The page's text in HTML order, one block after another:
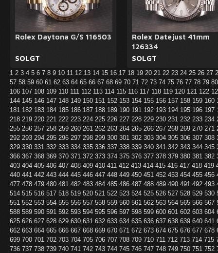
Rolex Daytona G/S 116503
SOLGT
Rolex Datejust 41mm
126334
SOLGT
1 2 3 4 5 6 7 8 9 10 11 12 13 14 15 16 17 18 19 20 21 22 23 24 25 26 27
57 58 59 60 61 62 63 64 65 66 67 68 69 70 71 72 73 74 75 76 77 78 79
106 107 108 109 110 111 112 113 114 115 116 117 118 119 120 121 122
144 145 146 147 148 149 150 151 152 153 154 155 156 157 158 159 160
181 182 183 184 185 186 187 188 189 190 191 192 193 194 195 196 197
218 219 220 221 222 223 224 225 226 227 228 229 230 231 232 233 234
255 256 257 258 259 260 261 262 263 264 265 266 267 268 269 270 271
292 293 294 295 296 297 298 299 300 301 302 303 304 305 306 307 308
329 330 331 332 333 334 335 336 337 338 339 340 341 342 343 344 345
366 367 368 369 370 371 372 373 374 375 376 377 378 379 380 381 382
403 404 405 406 407 408 409 410 411 412 413 414 415 416 417 418 419
440 441 442 443 444 445 446 447 448 449 450 451 452 453 454 455 456
477 478 479 480 481 482 483 484 485 486 487 488 489 490 491 492 493
514 515 516 517 518 519 520 521 522 523 524 525 526 527 528 529 530
551 552 553 554 555 556 557 558 559 560 561 562 563 564 565 566 567
588 589 590 591 592 593 594 595 596 597 598 599 600 601 602 603 604
625 626 627 628 629 630 631 632 633 634 635 636 637 638 639 640 641
662 663 664 665 666 667 668 669 670 671 672 673 674 675 676 677 678
699 700 701 702 703 704 705 706 707 708 709 710 711 712 713 714 715
736 737 738 739 740 741 742 743 744 745 746 747 748 749 750 751 752